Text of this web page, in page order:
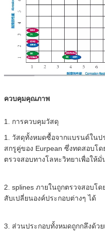
ควบคุมคุณภาพ
1. การควบคุมวัสดุ
1. วัสดุทั้งหมดซื้อจากแบรนด์ในป
สกรูคู่ของ Eurpean ซึ่งทดสอบโ
ตรวจสอบทางโลหะวิทยาเพื่อให้
2. splines ภายในถูกตรวจสอบโด
สับเปลี่ยนองค์ประกอบต่างๆ ได้
3. ส่วนประกอบทั้งหมดถูกกลึงด้วย